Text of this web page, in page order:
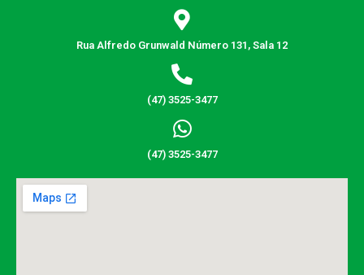
Rua Alfredo Grunwald Número 131, Sala 12
(47) 3525-3477
(47) 3525-3477